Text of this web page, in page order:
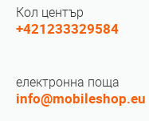
Кол център
+421233329584
електронна поща
info@mobileshop.eu